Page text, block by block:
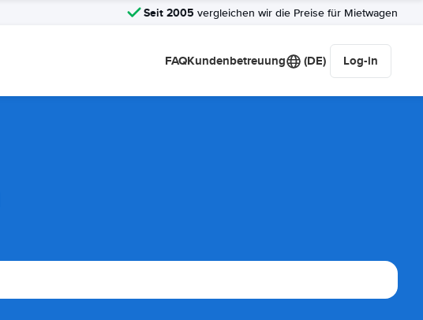
Seit 2005 vergleichen wir die Preise für Mietwagen
FAQKundenbetreuung (DE) Log-in